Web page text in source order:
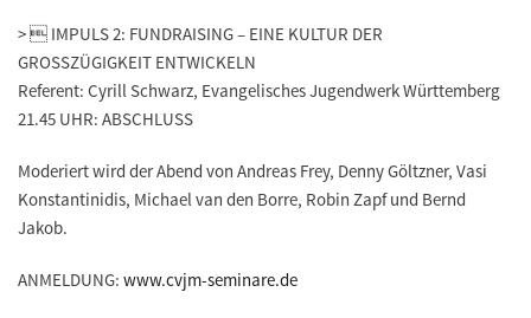
>  IMPULS 2: FUNDRAISING – EINE KULTUR DER
GROSSZÜGIGKEIT ENTWICKELN
Referent: Cyrill Schwarz, Evangelisches Jugendwerk Württemberg
21.45 UHR: ABSCHLUSS
Moderiert wird der Abend von Andreas Frey, Denny Göltzner, Vasi
Konstantinidis, Michael van den Borre, Robin Zapf und Bernd
Jakob.
ANMELDUNG: www.cvjm-seminare.de